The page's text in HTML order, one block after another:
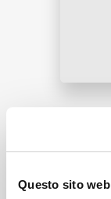
Questo sito
Love